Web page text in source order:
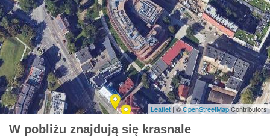
Leaflet| ©OpenStreetMapContributors
W pobliżu znajdują się krasnale